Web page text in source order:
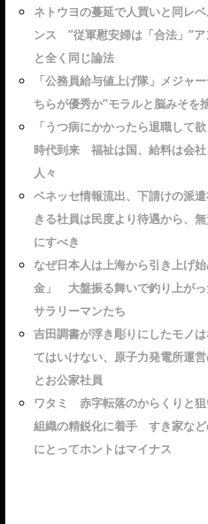
ネトウヨの蔓延で人買いと同レ
ンス ”従軍慰安婦は「合法」”
と全く同じ論法
「公務員給与値上げ隊」メジャ
ちらが優秀か”モラルと脳みそを
「うつ病にかかったら退職し
時代到来 福祉は国、給料は会
人々
ベネッセ情報流出、下請けの派
きる社員は民度より待遇から、
にすべき
なぜ日本人は上海から引き上げ
金」 大盤振る舞いで釣り上が
サラリーマンたち
吉田調書が浮き彫りにしたモノ
てはいけない、原子力発電所運
とお公家社員
ワタミ 赤字転落のからくりと
組織の精鋭化に着手 すき家な
にとってホントはマイナス